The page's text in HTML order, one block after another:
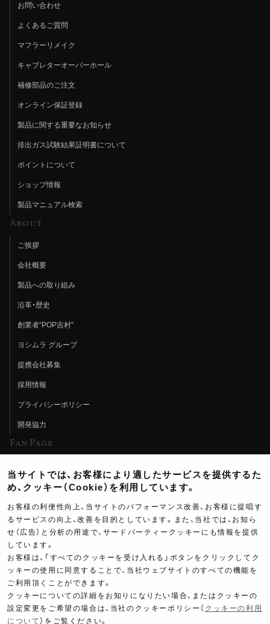
￥80,000
お問い合わせ
よくあるご質問
マフラーリメイク
キャブレターオーバーホール
補修部品のご注文
オンライン保証登録
製品に関する重要なお知らせ
排出ガス試験結果証明書について
ポイントについて
ショップ情報
製品マニュアル検索
About
ご挨拶
会社概要
製品への取り組み
沿革・歴史
創業者“POP吉村”
ヨシムラ グループ
提携会社募集
採用情報
プライバシーポリシー
開発協力
Fan Page
ヨシムラTV
イベント情報
イベントスケジュール
ツーリングブレイクタイム
製品ポスター
当サイトでは、お客様により適したサービスを提供するた
め、クッキー（Cookie）を利用しています。
お客様の利便性向上、当サイトのパフォーマンス改善、お客様に提唱す
るサービスの向上、改善を目的としています。また、当社では、お知ら
せ（広告）と分析の用途で、サードパーティークッキーにも情報を提供
しています。
お客様は、「すべてのクッキーを受け入れる」ボタンをクリックしてク
ッキーの使用に同意することで、当社ウェブサイトのすべての機能を
ご利用頂くことができます。
クッキーについての詳細をお知りになりたい場合、またはクッキーの
設定変更をご希望の場合は、当社のクッキーポリシー（ クッキーの利用
について ）をご覧ください。